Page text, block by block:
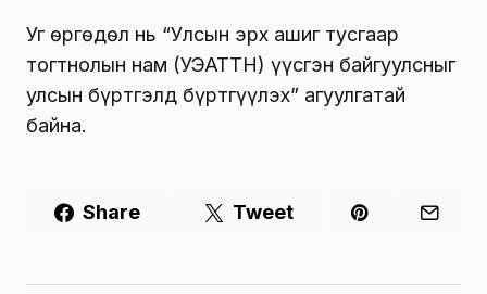
Уг өргөдөл нь “Улсын эрх ашиг тусгаар
тогтнолын нам (УЭАТТН) үүсгэн байгуулсныг
улсын бүртгэлд бүртгүүлэх” агуулгатай
байна.
Share Tweet